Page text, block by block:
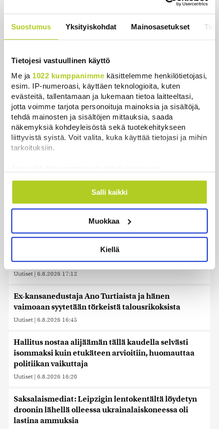
Suostumus Yksityiskohdat Mainosasetukset
Tietojesi vastuullinen käyttö
Me ja 1022 kumppanimme käsittelemme henkilötietojasi,
esim. IP-numeroasi, käyttäen teknologioita, kuten
evästeitä, tallentamaan ja lukemaan tietoa laitteeltasi,
jotta voimme tarjota personoituja mainoksia ja sisältöjä,
tehdä mainosten ja sisältöjen mittauksia, saada
näkemyksiä kohdeyleisöstä sekä tuotekehitykseen
liittyvistä syistä. Voit valita, kuka käyttää tietojasi ja mihin
tarkoituksiin.
Kerätä tietoja maantieteellisestä sijainnistasi,
mahdollisesti muutaman metrin tarkkuudella
ominaispiirteitä aktiivisesti (sormenjäljen
Lue lisää siitä, miten henkilötietojasi käsitellään ja miten
suostumustasi tai peruuttaa sen milloin vain
evästeilmoituksessa.
räätälöimiseen, sosiaalisen median ominaisuuksien
tukemiseen ja kävijämäärämme analysoimiseen. Lisäksi
jaamme sosiaalisen median, mainosalan ja analytiikka-
alan kumppaneillemme tietoja siitä, miten käytät
tietoja muihin tietoihin, joita olet antanut heille tai joita on
kerätty, kun olet käyttänyt heidän palvelujaan. Tietoja
saatetaan myös siirtää ulkomaille.
Salli kaikki
Muokkaa
Kiellä
olisi ollut viimeinen hetki ottaa järki
käteen”
Uutiset | 5.8.2026 14:40
Uusimmat
Uutiset | 6.8.2026 18:44
Valtiovarainministeriön leikkausehdotus voi
Liettuan sotilastiedustelun mukaan Venäjä
harkitsee hyökkäyksiä Baltiaan
Uutiset | 6.8.2026 17:12
Ex-kansanedustaja Ano Turtiaista ja hänen
vaimoaan syytetään törkeistä talousrikoksista
Uutiset | 6.8.2026 16:45
Hallitus nostaa alijäämän tällä kaudella selvästi
isommaksi kuin etukäteen arvioitiin, huomauttaa
politiikan vaikuttaja
Uutiset | 6.8.2026 16:20
Saksalaismediat: Leipzigin lentokentältä löydetyn
droonin lähellä olleessa ukrainalaiskoneessa oli
lastina ammuksia